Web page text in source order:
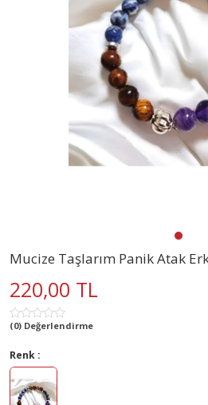
Mucize Taşlarım Panik Atak
220,00 TL
(0) Değerlendirme
Renk :